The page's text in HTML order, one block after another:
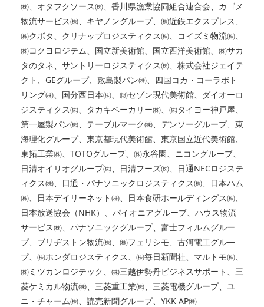
㈱、オタフクソース㈱、香川県漁業協同組合連合会、カゴメ
物流サービス㈱、キヤノングループ、㈱近鉄エクスプレス、
㈱クボタ、クリナップロジスティクス㈱、コイズミ物流㈱、
㈱コクヨロジテム、国立新美術館、国立西洋美術館、㈱サカ
タのタネ、サントリーロジスティクス㈱、株式会社ジェイテ
クト、GEグループ、敷島製パン㈱、四国コカ・コーラボト
リング㈱、国分西日本㈱、㈶セゾン現代美術館、ダイオーロ
ジスティクス㈱、タカキベーカリー㈱、㈱タイヨー神戸屋、
第一屋製パン㈱、テーブルマーク㈱、デンソーグループ、東
海理化グループ、東京都現代美術館、東京国立近代美術館、
東拓工業㈱、TOTOグループ、㈱永谷園、ニコングループ、
日清オイリオグループ㈱、日清フーズ㈱、日通NECロジステ
ィクス㈱、日通・パナソニックロジスティクス㈱、日本ハム
㈱、日本デイリーネット㈱、日本食研ホールディングス㈱、
日本放送協会（NHK）、パイオニアグループ、ハウス物流
サービス㈱、パナソニックグループ、富士フィルムグルー
プ、ブリヂストン物流㈱、㈱フェリシモ、古河電工グル―
プ、㈱ホンダロジスティクス、㈱毎日新聞社、マルトモ㈱、
㈱ミツカンロジテック、㈱三越伊勢丹ビジネスサポート、三
菱ケミカル物流㈱、三菱重工業㈱、三菱電機グループ、ユ
ニ・チャーム㈱、読売新聞グループ、YKK AP㈱